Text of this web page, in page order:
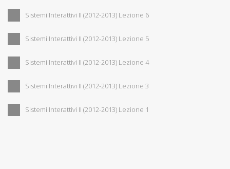
Sistemi Interattivi II (2012-2013) Lezione 6
Sistemi Interattivi II (2012-2013) Lezione 5
Sistemi Interattivi II (2012-2013) Lezione 4
Sistemi Interattivi II (2012-2013) Lezione 3
Sistemi Interattivi II (2012-2013) Lezione 1